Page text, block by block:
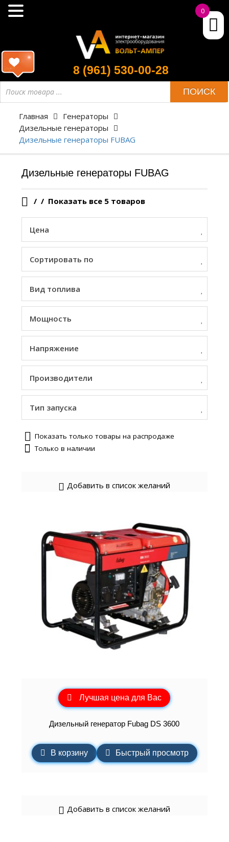
8 (961) 530-00-28
товара
ПОИСК
Главная
Генераторы
Дизельные генераторы
Дизельные генераторы FUBAG
Дизельные генераторы FUBAG
/ Показать все 5 товаров
Цена
Сортировать по
Вид топлива
Мощность
Напряжение
Производители
Тип запуска
Показать только товары на распродаже
Только в наличии
Добавить в список желаний
Лучшая цена для Вас
Дизельный генератор Fubag DS 3600
В корзину Быстрый просмотр
Добавить в список желаний
0